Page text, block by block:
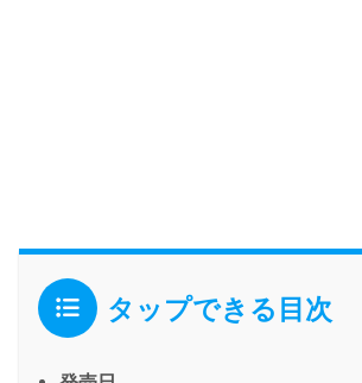
タップできる目次